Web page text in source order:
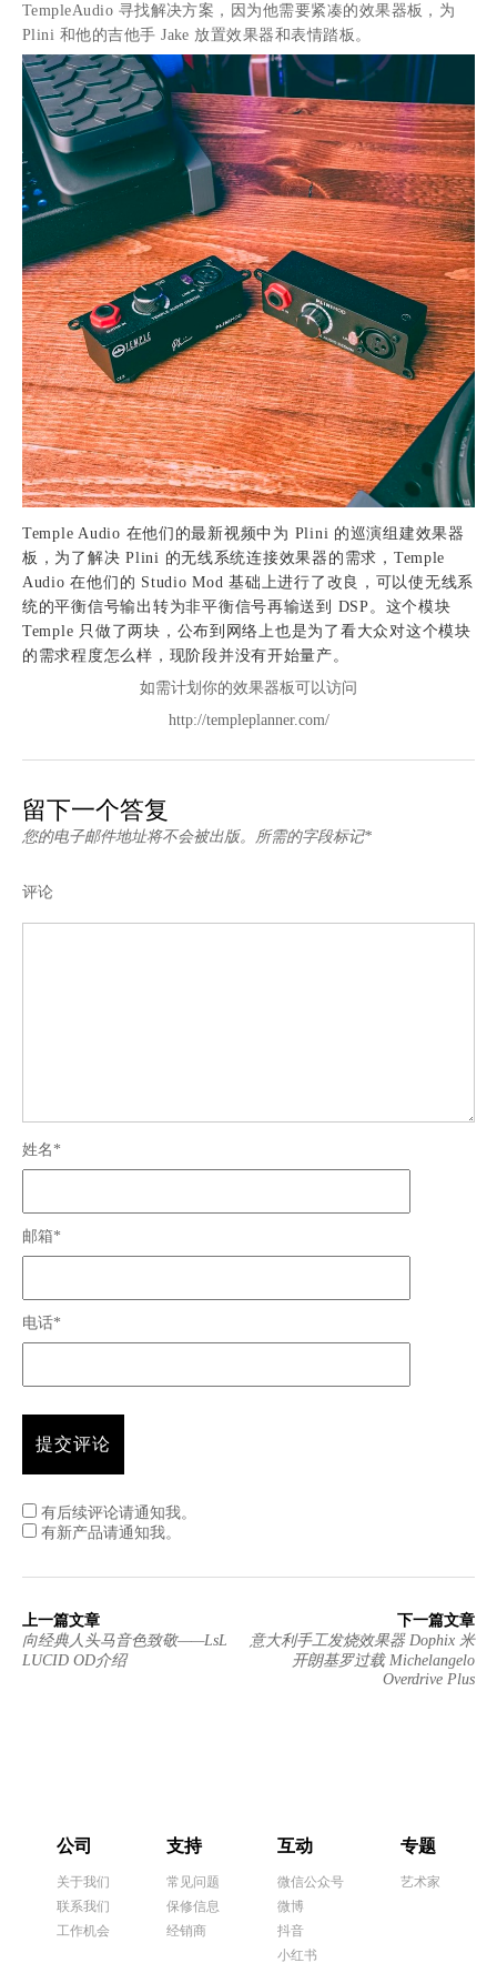
TempleAudio 寻找解决方案，因为他需要紧凑的效果器板，为
Plini 和他的吉他手 Jake 放置效果器和表情踏板。
Temple Audio 在他们的最新视频中为 Plini 的巡演组建效果器
板，为了解决 Plini 的无线系统连接效果器的需求，Temple
Audio 在他们的 Studio Mod 基础上进行了改良，可以使无线系
统的平衡信号输出转为非平衡信号再输送到 DSP。这个模块
Temple 只做了两块，公布到网络上也是为了看大众对这个模块
的需求程度怎么样，现阶段并没有开始量产。
如需计划你的效果器板可以访问
http://templeplanner.com/
留下一个答复
您的电子邮件地址将不会被出版。所需的字段标记*
评论
姓名*
邮箱*
电话*
有后续评论请通知我。
有新产品请通知我。
上一篇文章
向经典人头马音色致敬——LsL
LUCID OD介绍
下一篇文章
意大利手工发烧效果器 Dophix 米
开朗基罗过载 Michelangelo
Overdrive Plus
公司
关于我们
联系我们
工作机会
支持
常见问题
保修信息
经销商
互动
微信公众号
微博
抖音
小红书
专题
艺术家